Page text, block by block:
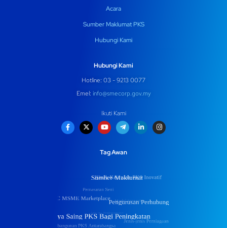
Acara
Sumber Maklumat PKS
Hubungi Kami
Hubungi Kami
Hotline: 03 - 9213 0077
Emel: info@smecorp.gov.my
Ikuti Kami
Tag Awan